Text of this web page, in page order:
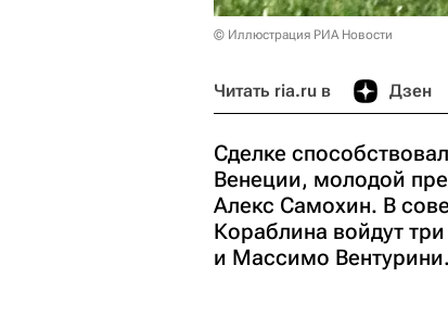
© Иллюстрация РИА Новости
Читать ria.ru в Дзен
Сделке
Венеции, молодой
Алекс Самохин. В
Кораблина войдут
и Массимо Вентурини.